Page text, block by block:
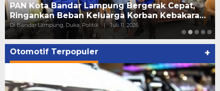
PAN Kota Bandar Lampung Bergerak Cepat,
Ringankan Beban Keluarga Korban Kebakara…
Di Bandar Lampung, Duka, Politik | Juli 11, 2026
Otomotif Terpopuler +